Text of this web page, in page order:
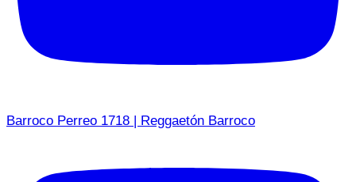
Barroco Perreo 1718 | Reggaetón Barroco